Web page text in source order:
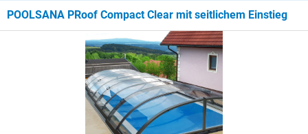
POOLSANA PRoof Compact Clear mit seitlichem Einstieg